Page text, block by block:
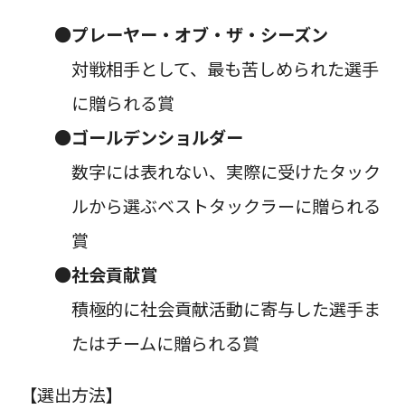
●プレーヤー・オブ・ザ・シーズン
対戦相手として、最も苦しめられた選手
に贈られる賞
●ゴールデンショルダー
数字には表れない、実際に受けたタック
ルから選ぶベストタックラーに贈られる
賞
●社会貢献賞
積極的に社会貢献活動に寄与した選手ま
たはチームに贈られる賞
【選出方法】